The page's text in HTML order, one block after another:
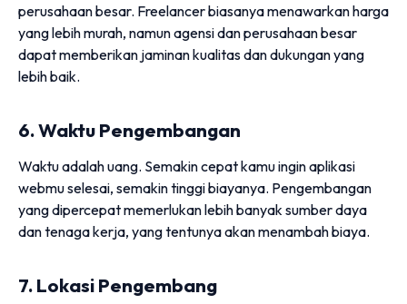
perusahaan besar. Freelancer biasanya menawarkan harga
yang lebih murah, namun agensi dan perusahaan besar
dapat memberikan jaminan kualitas dan dukungan yang
lebih baik.
6. Waktu Pengembangan
Waktu adalah uang. Semakin cepat kamu ingin aplikasi
webmu selesai, semakin tinggi biayanya. Pengembangan
yang dipercepat memerlukan lebih banyak sumber daya
dan tenaga kerja, yang tentunya akan menambah biaya.
7. Lokasi Pengembang